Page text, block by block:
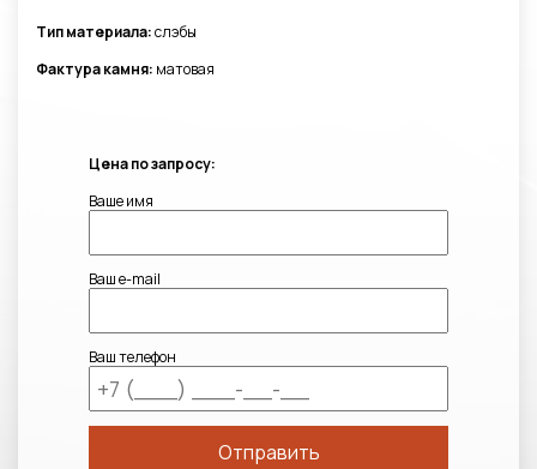
Тип материала:слэбы
Фактура камня: матовая
Цена по запросу:
Ваше имя
Ваш e-mail
Ваш телефон